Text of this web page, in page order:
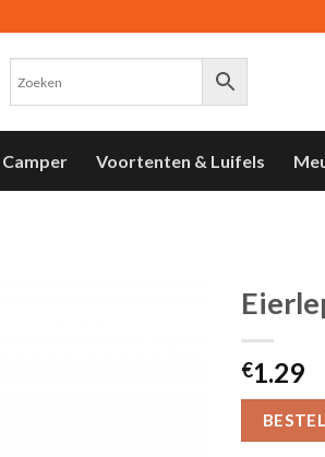
Voortenten & Luifels
€1.29